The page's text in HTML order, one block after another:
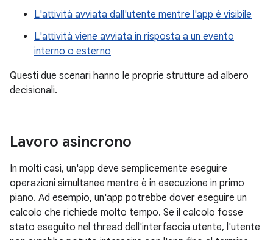
L'attività avviata dall'utente mentre l'app è visibile
L'attività viene avviata in risposta a un evento
interno o esterno
Questi due scenari hanno le proprie strutture ad albero
decisionali.
Lavoro asincrono
In molti casi, un'app deve semplicemente eseguire
operazioni simultanee mentre è in esecuzione in primo
piano. Ad esempio, un'app potrebbe dover eseguire un
calcolo che richiede molto tempo. Se il calcolo fosse
stato eseguito nel thread dell'interfaccia utente, l'utente